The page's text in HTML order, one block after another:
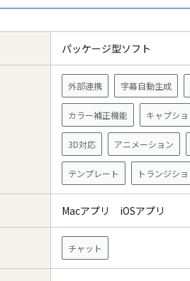
パッケージ型ソフト
外部連携 字幕自動生成
カラー補正機能 キャプシ
3D対応 アニメーション
テンプレート トランジシ
Macアプリ iOSアプリ
チャット